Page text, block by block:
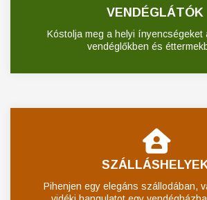
VENDÉGLÁTÓK
Kóstolja meg a helyi ínyencségeket
vendéglőkben és
Pihenjen egy elegáns szállodában,